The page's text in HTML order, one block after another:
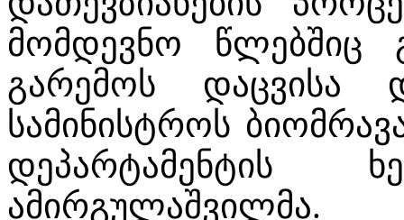
მომდევნო წლებშიც
გარემოს დაცვისა
სამინისტროს
დეპარტამენტის
ამირგულაშვილმა.